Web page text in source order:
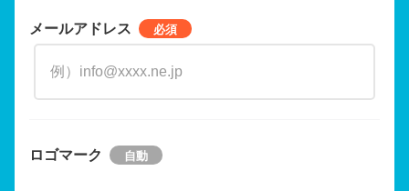
メールアドレス
ロゴマーク